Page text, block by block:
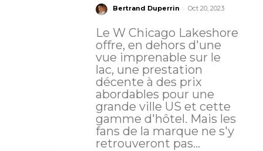
Bertrand Duperrin - Oct 20, 2023
Le W Chicago Lakeshore
offre, en dehors d'une
vue imprenable sur le
lac, une prestation
décente à des prix
abordables pour une
grande ville US et cette
gamme d'hôtel. Mais les
fans de la marque ne s'y
retrouveront pas...